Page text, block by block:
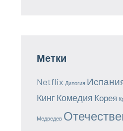
Метки
Netflix Дилогия
Кинг Комедия Корея
Медведев